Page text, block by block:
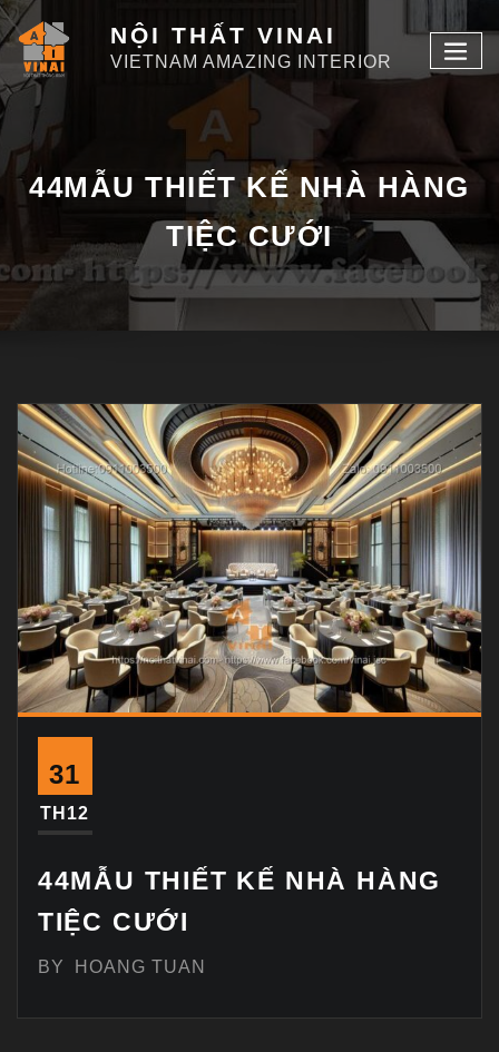
NỘI THẤT VINAI
VIETNAM AMAZING INTERIOR
44MẪU THIẾT KẾ NHÀ HÀNG
TIỆC CƯỚI
31
TH12
44MẪU THIẾT KẾ NHÀ HÀNG
TIỆC CƯỚI
BY HOANG TUAN